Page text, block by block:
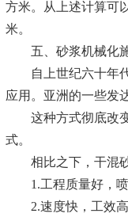
方米。从上述计算可
米。
五、砂浆机械化施
自上世纪六十年代
应用。亚洲的一些发
这种方式彻底改变
式。
相比之下，干混砂
1.工程质量好，喷
2.速度快，工效高